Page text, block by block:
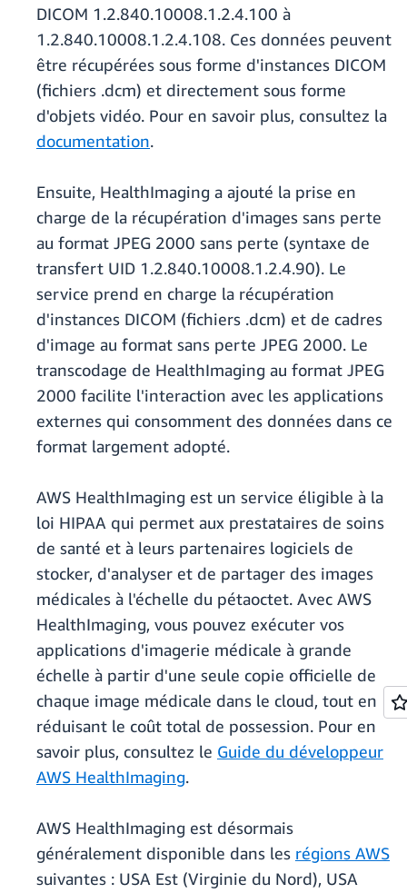
DICOM 1.2.840.10008.1.2.4.100 à
1.2.840.10008.1.2.4.108. Ces données peuvent
être récupérées sous forme d'instances DICOM
(fichiers .dcm) et directement sous forme
d'objets vidéo. Pour en savoir plus, consultez la
documentation.
Ensuite, HealthImaging a ajouté la prise en
charge de la récupération d'images sans perte
au format JPEG 2000 sans perte (syntaxe de
transfert UID 1.2.840.10008.1.2.4.90). Le
service prend en charge la récupération
d'instances DICOM (fichiers .dcm) et de cadres
d'image au format sans perte JPEG 2000. Le
transcodage de HealthImaging au format JPEG
2000 facilite l'interaction avec les applications
externes qui consomment des données dans ce
format largement adopté.
AWS HealthImaging est un service éligible à la
loi HIPAA qui permet aux prestataires de soins
de santé et à leurs partenaires logiciels de
stocker, d'analyser et de partager des images
médicales à l'échelle du pétaoctet. Avec AWS
HealthImaging, vous pouvez exécuter vos
applications d'imagerie médicale à grande
échelle à partir d'une seule copie officielle de
chaque image médicale dans le cloud, tout en
réduisant le coût total de possession. Pour en
savoir plus, consultez le Guide du développeur
AWS HealthImaging.
AWS HealthImaging est désormais
généralement disponible dans les régions AWS
suivantes : USA Est (Virginie du Nord), USA